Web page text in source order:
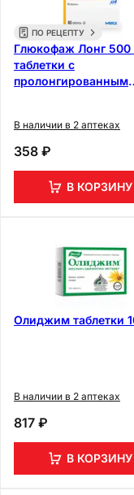
ПО РЕЦЕПТУ
Глюкофаж Лонг 500
таблетки с
пролонгированным
В наличии в 2 аптеках
358 ₽
В КОРЗИНУ
Олиджим таблетки
В наличии в 2 аптеках
817 ₽
В КОРЗИНУ